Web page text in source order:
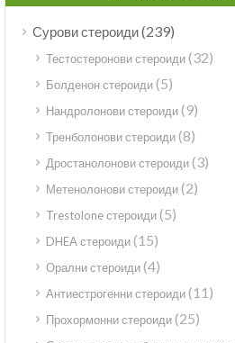
Сурови стероиди(239)
Тестостеронови стероиди(32)
Болденон стероиди(5)
Нандролонови стероиди(9)
Тренболонови стероиди(8)
Дростанолонови стероиди(3)
Метенолонови стероиди(2)
Trestolone стероиди(5)
DHEA стероиди(15)
Орални стероиди(4)
Антиестрогенни стероиди(11)
Прохормонни стероиди(25)